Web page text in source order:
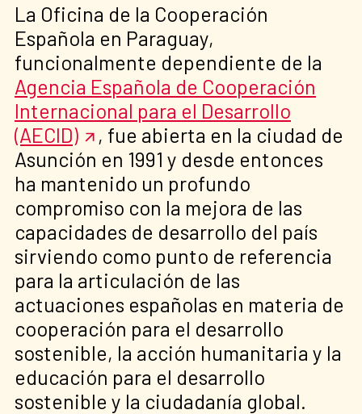
La Oficina de la Cooperación
Española en Paraguay,
funcionalmente dependiente de la
Agencia Española de Cooperación
Internacional para el Desarrollo
(AECID)
, fue abierta en la ciudad de
Asunción en 1991 y desde entonces
ha mantenido un profundo
compromiso con la mejora de las
capacidades de desarrollo del país
sirviendo como punto de referencia
para la articulación de las
actuaciones españolas en materia de
cooperación para el desarrollo
sostenible, la acción humanitaria y la
educación para el desarrollo
sostenible y la ciudadanía global.